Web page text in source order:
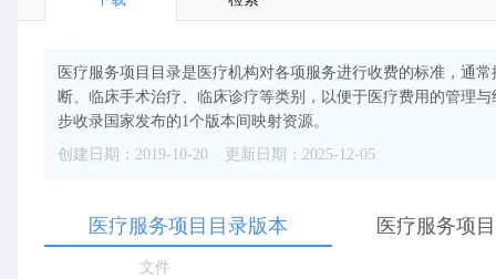
医疗服务项目目录是医疗机构对各项服务进行收费的标准，通
断、临床手术治疗、临床诊疗等类别，以便于医疗费用的管理
步收录国家发布的1个版本间映射资源。
创建日期：2019-10-20
更新日期：2025-12-05
医疗服务项目目录版本 医疗服务项
文件